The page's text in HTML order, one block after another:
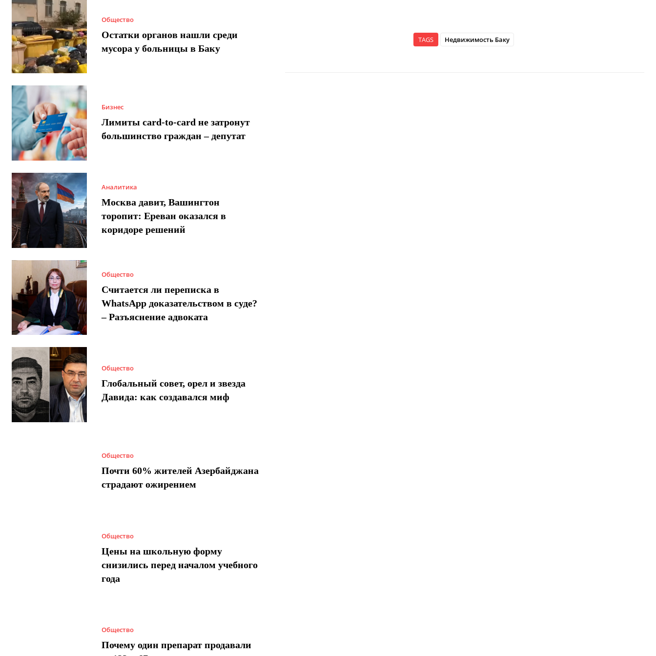
Общество
Остатки органов нашли среди
мусора у больницы в Баку
Бизнес
Лимиты card-to-card не затронут
большинство граждан – депутат
Аналитика
Москва давит, Вашингтон
торопит: Ереван оказался в
коридоре решений
Общество
Считается ли переписка в
WhatsApp доказательством в суде?
– Разъяснение адвоката
Общество
Глобальный совет, орел и звезда
Давида: как создавался миф
Общество
Почти 60% жителей Азербайджана
страдают ожирением
Общество
Цены на школьную форму
снизились перед началом учебного
года
Общество
Почему один препарат продавали
TAGS Недвижимость Баку